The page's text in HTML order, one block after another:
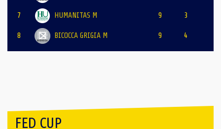
7 HUMANITAS M 9 3
8 BICOCCA GRIGIA M 9 4
FED CUP